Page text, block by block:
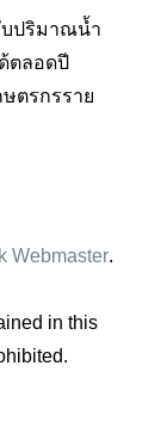
บปริมาณน้ำ
ตลอดปี
ตรกรราย
Webmaster.
in this